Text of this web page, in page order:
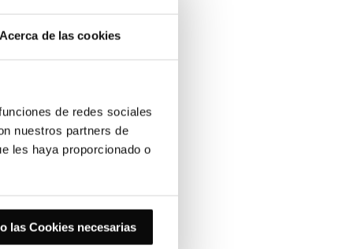
Acerca de las cookies
de redes sociales
nuestros partners de
les haya proporcionado o
las Cookies necesarias